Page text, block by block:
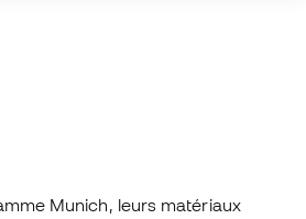
Munich, leurs matériaux